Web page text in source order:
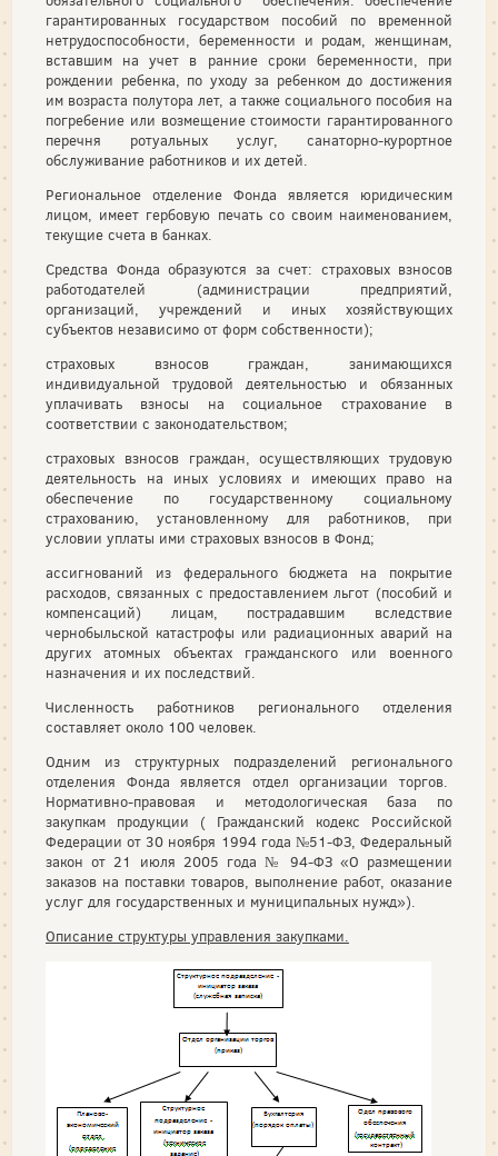
гарантированных государством пособий по временной
нетрудоспособности, беременности и родам, женщинам,
вставшим на учет в ранние сроки беременности, при
рождении ребенка, по уходу за ребенком до достижения
им возраста полутора лет, а также социального пособия на
погребение или возмещение стоимости гарантированного
перечня ротуальных услуг, санаторно-курортное
обслуживание работников и их детей.
Региональное отделение Фонда является юридическим
лицом, имеет гербовую печать со своим наименованием,
текущие счета в банках.
Средства Фонда образуются за счет: страховых взносов
работодателей (администрации предприятий,
организаций, учреждений и иных хозяйствующих
субъектов независимо от форм собственности);
страховых взносов граждан, занимающихся
индивидуальной трудовой деятельностью и обязанных
уплачивать взносы на социальное страхование в
соответствии с законодательством;
страховых взносов граждан, осуществляющих трудовую
деятельность на иных условиях и имеющих право на
обеспечение по государственному социальному
страхованию, установленному для работников, при
условии уплаты ими страховых взносов в Фонд;
ассигнований из федерального бюджета на покрытие
расходов, связанных с предоставлением льгот (пособий и
компенсаций) лицам, пострадавшим вследствие
чернобыльской катастрофы или радиационных аварий на
других атомных объектах гражданского или военного
назначения и их последствий.
Численность работников регионального отделения
составляет около 100 человек.
Одним из структурных подразделений регионального
отделения Фонда является отдел организации торгов.
Нормативно-правовая и методологическая база по
закупкам продукции ( Гражданский кодекс Российской
Федерации от 30 ноября 1994 года №51-ФЗ, Федеральный
закон от 21 июля 2005 года № 94-ФЗ «О размещении
заказов на поставки товаров, выполнение работ, оказание
услуг для государственных и муниципальных нужд»).
Описание структуры управления закупками.